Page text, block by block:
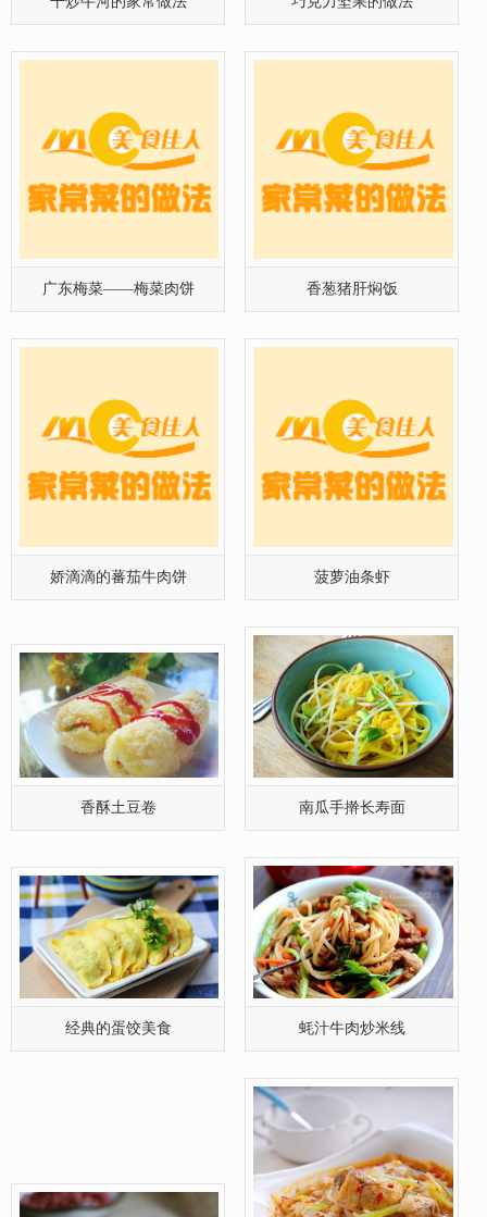
广东梅菜——梅菜肉饼 香葱猪肝焖饭
娇滴滴的蕃茄牛肉饼 菠萝油条虾
香酥土豆卷 南瓜手擀长寿面
经典的蛋饺美食 蚝汁牛肉炒米线